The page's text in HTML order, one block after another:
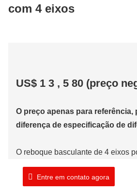
com 4 eixos
US$ 1 3 , 5 80 (preço
O preço apenas para referência,
diferença de especificação de
O reboque basculante de 4 eixos
toneladas de cargas diferentes,
indústria de mineração,
Entre em contato agora